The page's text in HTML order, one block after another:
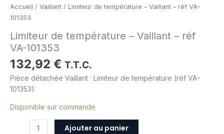
Accueil / Vaillant / Limiteur de température – Vaillant – réf VA-
101353
Limiteur de température – Vaillant – réf
VA-101353
132,92 € T.T.C.
Pièce détachée Vaillant : Limiteur de température (réf VA-
101353).
Disponible sur commande
Ajouter au panier